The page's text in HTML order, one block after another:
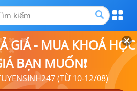
GIÁ - MUA KHOÁ HỌC
BẠN MUỐN❗
(TỪ 10-12/08)